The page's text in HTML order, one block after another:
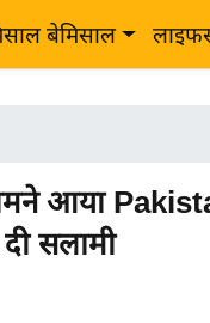
बेमिसाल
आया
सलामी